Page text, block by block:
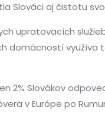
Slováci aj čistotu
upratovacích
využíva
2% Slovákov
v Európe po